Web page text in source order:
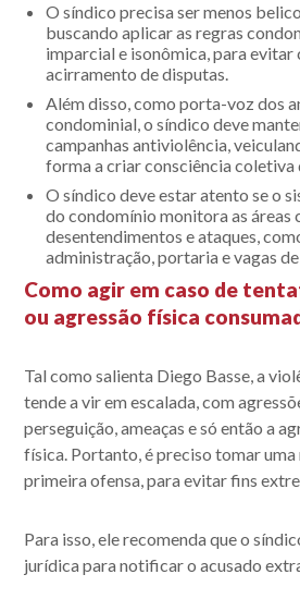
O síndico precisa ser menos
buscando aplicar as regras
imparcial e isonômica, para
acirramento de disputas.
Além disso, como porta-voz dos
condominial, o síndico deve
campanhas antiviolência,
forma a criar consciência coletiva
O síndico deve estar atento se o
do condomínio monitora as áreas
desentendimentos e ataques,
administração, portaria e vagas
Como agir em caso de
ou agressão física
Tal como salienta Diego Basse, a
tende a vir em escalada, com
perseguição, ameaças e só então a
física. Portanto,é preciso tomar
primeira ofensa,para evitar fins
Para isso, ele recomenda que o
jurídica para notificar o acusado